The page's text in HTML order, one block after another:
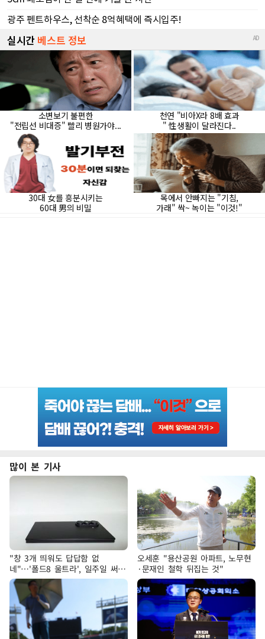
많이 본 기사
"창 3개 띄워도 답답함 없
네"…'폴드8 울트라', 일주일 써보
니
오세훈 "용산공원 아파트, 노무현
·문재인 철학 뒤집는 것"